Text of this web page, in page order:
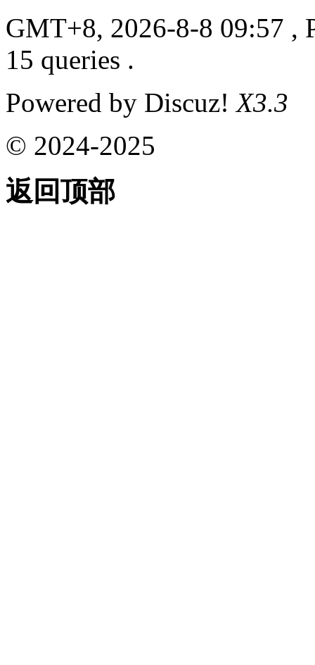
GMT+8, 2026-8-8 09:57 ,
15 queries .
Powered by Discuz!X3.3
© 2024-2025
返回顶部